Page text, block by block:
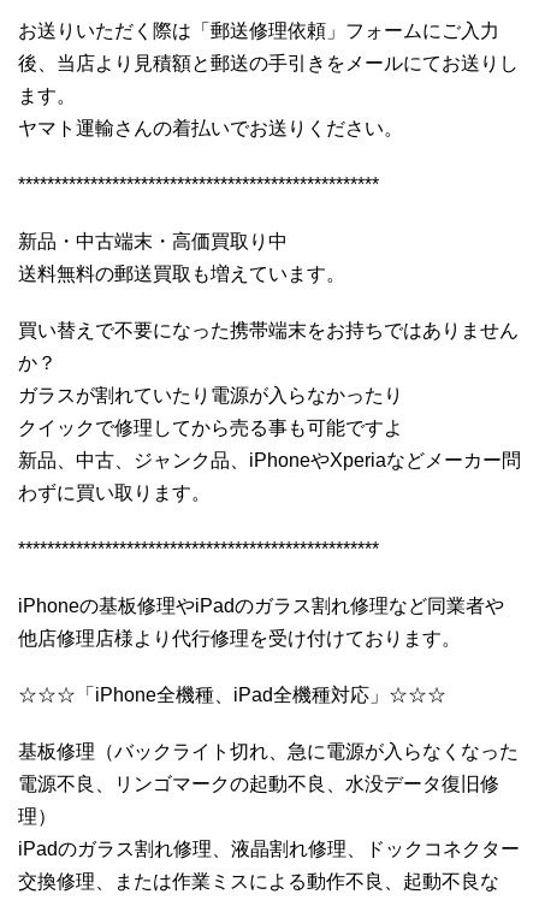
お送りいただく際は「郵送修理依頼」フォームにご入力
後、当店より見積額と郵送の手引きをメールにてお送りし
ます。
ヤマト運輸さんの着払いでお送りください。
**************************************************
新品・中古端末・高価買取り中
送料無料の郵送買取も増えています。
買い替えで不要になった携帯端末をお持ちではありません
か？
ガラスが割れていたり電源が入らなかったり
クイックで修理してから売る事も可能ですよ
新品、中古、ジャンク品、iPhoneやXperiaなどメーカー問
わずに買い取ります。
**************************************************
iPhoneの基板修理やiPadのガラス割れ修理など同業者や
他店修理店様より代行修理を受け付けております。
☆☆☆「iPhone全機種、iPad全機種対応」☆☆☆
基板修理（バックライト切れ、急に電源が入らなくなった
電源不良、リンゴマークの起動不良、水没データ復旧修
理）
iPadのガラス割れ修理、液晶割れ修理、ドックコネクター
交換修理、または作業ミスによる動作不良、起動不良な